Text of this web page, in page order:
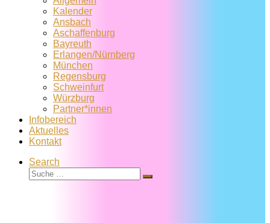
Kalender
Ansbach
Aschaffenburg
Bayreuth
Erlangen/Nürnberg
München
Regensburg
Schweinfurt
Würzburg
Partner*innen
Infobereich
Aktuelles
Kontakt
Search
Suche
Suche